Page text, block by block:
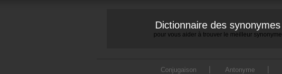
Dictionnaire des synonymes
pour vous aider à trouver le meilleur synonyme
Conjugaison Antonyme